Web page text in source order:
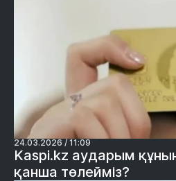
24.03.2026 / 11:09
Kaspi.kz аударым құнын
қанша төлейміз?